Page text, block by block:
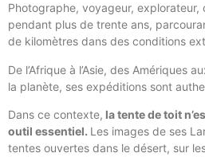
Photographe, voyageur,
pendant plus de trente ans,
de kilomètres dans des conditions
De l’Afrique à l’Asie, des Amériques
la planète, ses expéditions sont
Dans ce contexte, la tente de toit
outil essentiel. Les images de ses
tentes ouvertes dans le désert, sur